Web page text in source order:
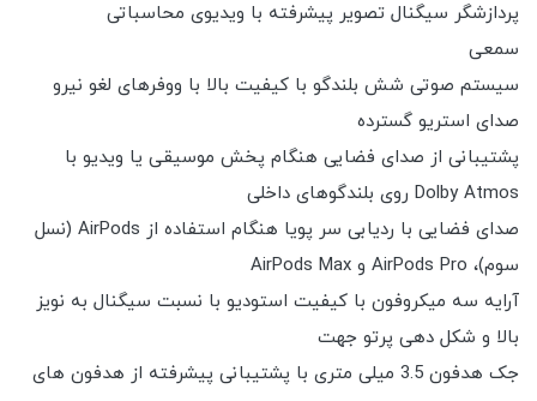
پردازشگر سیگنال تصویر پیشرفته با ویدیوی محاسباتی
سمعی
سیستم صوتی شش بلندگو با کیفیت بالا با ووفرهای لغو نیرو
صدای استریو گسترده
پشتیبانی از صدای فضایی هنگام پخش موسیقی یا ویدیو با
Dolby Atmos روی بلندگوهای داخلی
صدای فضایی با ردیابی سر پویا هنگام استفاده از AirPods (نسل
سوم)، AirPods Pro و AirPods Max
آرایه سه میکروفون با کیفیت استودیو با نسبت سیگنال به نویز
بالا و شکل دهی پرتو جهت
جک هدفون 3.5 میلی متری با پشتیبانی پیشرفته از هدفون های